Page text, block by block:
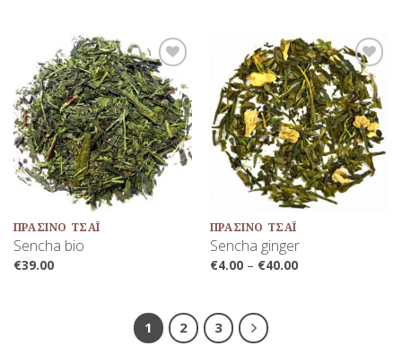
Προσθήκη
στη Λίστα
Αγαπημένων
ΠΡΆΣΙΝΟ ΤΣΆΙ
Sencha bio
€39.00
Προσθήκη
στη Λίστα
Αγαπημένων
ΠΡΆΣΙΝΟ ΤΣΆΙ
Sencha ginger
€4.00– €40.00
1 2 3